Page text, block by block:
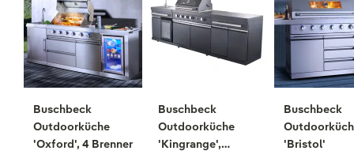
Buschbeck
Outdoorküche
'Oxford', 4 Brenner
Buschbeck
Outdoorküche
'Kingrange',
Buschbeck
'Bristol'